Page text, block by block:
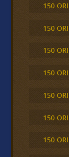
150
150
150
150
150
150
150